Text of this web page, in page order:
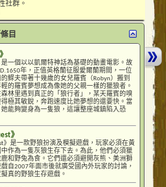
社群。
目
是一個以以凱爾特神話為基礎的動畫電影。故
年，正值英格蘭征服愛爾蘭期間，一位
鰥夫帶著十幾歲的女兒羅賓（Robyn）搬到
輕的羅賓夢想成為像她的父親一樣的獵狼者。
林里遇到真正的「狼行者」，某天羅賓的嗅
極其敏銳，奔跑速度比她夢想的還要快。當
能夠變身為一隻狼，這讓整座城鎮陷入恐
》
》是一款野狼扮演及模擬遊戲，玩家必須在黃
作為一隻灰狼生存下去。為此，他們必須獵
和野兔為食。它們還必須避開灰熊、美洲獅
自2007年面市後就廣受國內外玩家的討論，
真的野狼生存遊戲。